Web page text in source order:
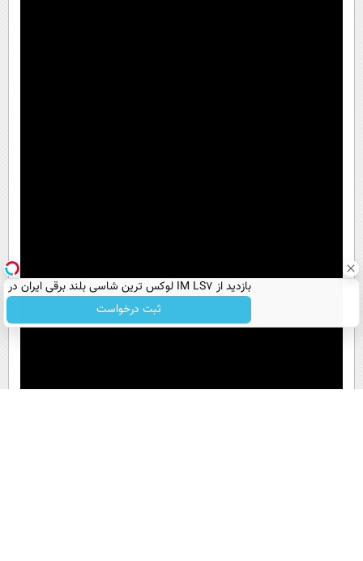
بازدید از IM LS7 لوکس ترین شاسی بلند برقی ایران در
باشگاه انقلاب
ثبت درخواست